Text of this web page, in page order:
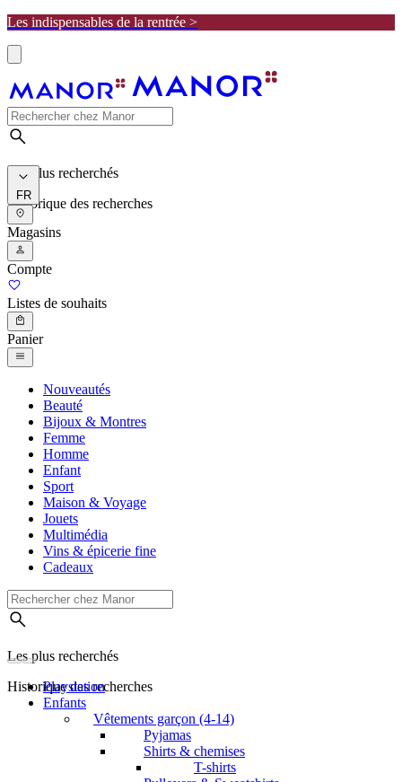
Les indispensables de la rentrée >
Les plus recherchés
Historique des recherches
FR
Magasins
Compte
Listes de souhaits
Panier
Nouveautés
Beauté
Bijoux & Montres
Femme
Homme
Enfant
Sport
Maison & Voyage
Jouets
Multimédia
Vins & épicerie fine
Cadeaux
Les plus recherchés
Historique des recherches
Playstation
Enfants
Vêtements garçon (4-14)
Pyjamas
Shirts & chemises
T-shirts